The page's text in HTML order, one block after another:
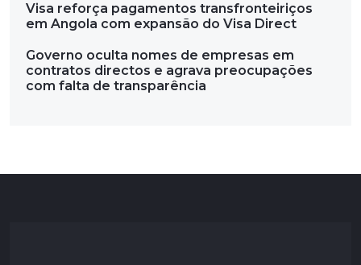
Visa reforça pagamentos transfronteiriços
em Angola com expansão do Visa Direct
Governo oculta nomes de empresas em
contratos directos e agrava preocupações
com falta de transparência